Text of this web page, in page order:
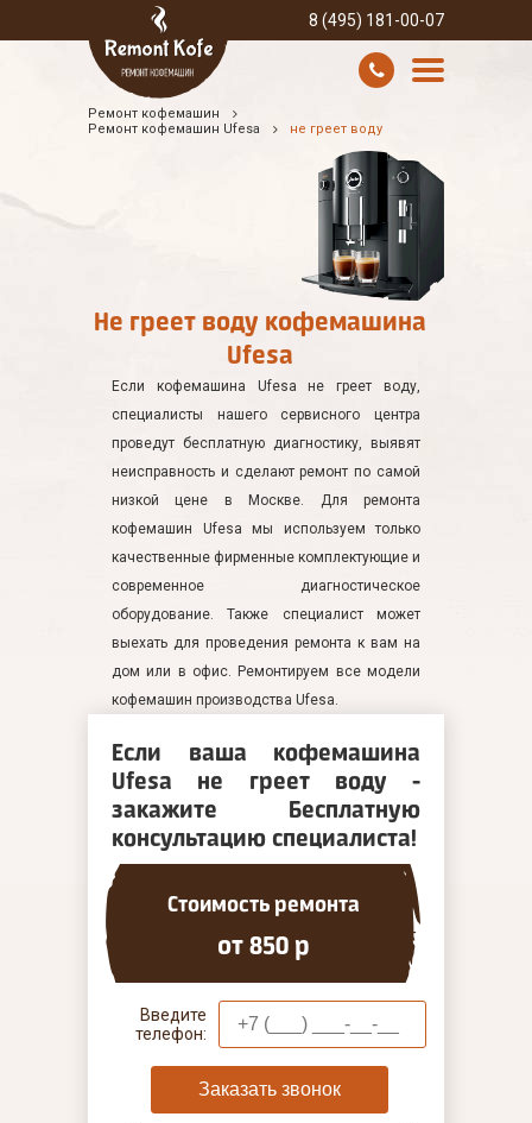
8 (495) 181-00-07
УСЛУГИ И ЦЕНЫ
Ремонт кофемашин
Ремонт кофемашин Ufesa
не греет воду
Не греет воду кофемашина
Ufesa
Если кофемашина Ufesa не греет воду,
специалисты нашего сервисного центра
проведут бесплатную диагностику, выявят
неисправность и сделают ремонт по самой
низкой цене в Москве. Для ремонта
кофемашин Ufesa мы используем только
качественные фирменные комплектующие и
современное диагностическое
оборудование. Также специалист может
выехать для проведения ремонта к вам на
дом или в офис. Ремонтируем все модели
кофемашин производства Ufesa.
Если ваша кофемашина
Ufesa не греет воду -
закажите Бесплатную
консультацию специалиста!
Стоимость ремонта
от 850 р
Введите
телефон:
Заказать звонок